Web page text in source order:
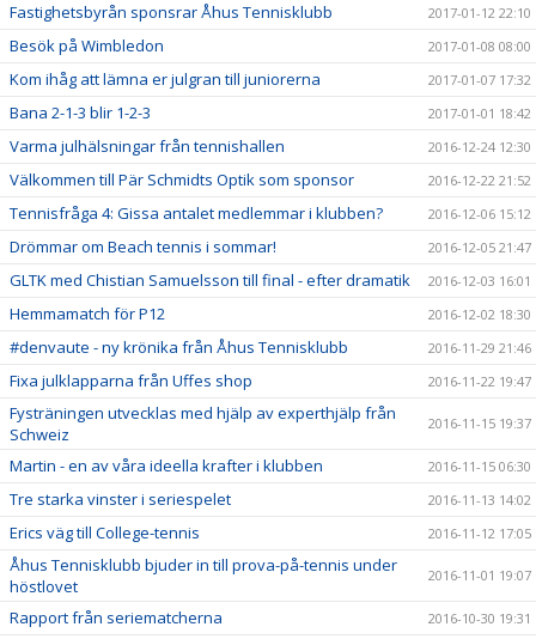
Fastighetsbyrån sponsrar Åhus Tennisklubb 2017-01-12 22:10
Besök på Wimbledon 2017-01-08 08:00
Kom ihåg att lämna er julgran till juniorerna 2017-01-07 17:32
Bana 2-1-3 blir 1-2-3 2017-01-01 18:42
Varma julhälsningar från tennishallen 2016-12-24 12:30
Välkommen till Pär Schmidts Optik som sponsor 2016-12-22 21:52
Tennisfråga 4: Gissa antalet medlemmar i klubben? 2016-12-06 15:12
Drömmar om Beach tennis i sommar! 2016-12-05 21:47
GLTK med Chistian Samuelsson till final - efter dramatik 2016-12-03 16:01
Hemmamatch för P12 2016-12-02 18:30
#denvaute - ny krönika från Åhus Tennisklubb 2016-11-29 21:46
Fixa julklapparna från Uffes shop 2016-11-22 19:47
Fysträningen utvecklas med hjälp av experthjälp från
Schweiz
2016-11-15 19:37
Martin - en av våra ideella krafter i klubben 2016-11-15 06:30
Tre starka vinster i seriespelet 2016-11-13 14:02
Erics väg till College-tennis 2016-11-12 17:05
Åhus Tennisklubb bjuder in till prova-på-tennis under
höstlovet
2016-11-01 19:07
Rapport från seriematcherna 2016-10-30 19:31